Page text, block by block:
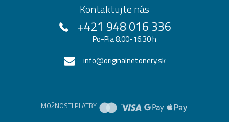
Kontaktujte nás
+421 948 016 336
Po-Pia 8.00-16.30 h
info@originalnetonery.sk
MOŽNOSTI PLATBY